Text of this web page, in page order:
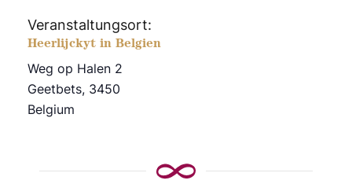
Veranstaltungsort:
Heerlijckyt in Belgien
Weg op Halen 2
Geetbets, 3450
Belgium